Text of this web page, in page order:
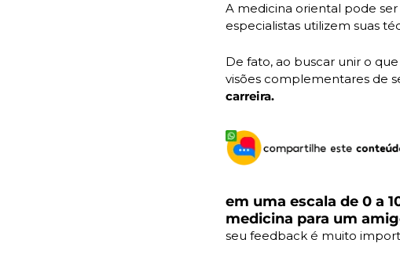
A medicina oriental pode
especialistas utilizem suas
De fato, ao buscar unir o
visões complementares de
carreira.
em uma escala de 0 a
medicina para um
seu feedback é muito